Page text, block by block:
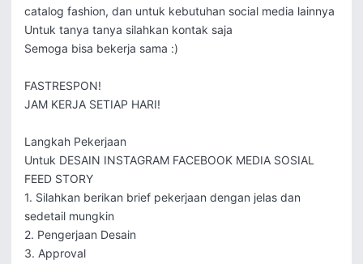
catalog fashion, dan untuk kebutuhan social media lainnya
Untuk tanya tanya silahkan kontak saja
Semoga bisa bekerja sama :)
FASTRESPON!
JAM KERJA SETIAP HARI!
Langkah Pekerjaan
Untuk DESAIN INSTAGRAM FACEBOOK MEDIA SOSIAL
FEED STORY
1. Silahkan berikan brief pekerjaan dengan jelas dan
sedetail mungkin
2. Pengerjaan Desain
3. Approval